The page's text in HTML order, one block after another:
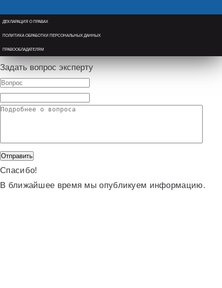
ДЕКЛАРАЦИЯ О ПРАВАХ
ПОЛИТИКА ОБРАБОТКИ ПЕРСОНАЛЬНЫХ ДАННЫХ
ПРАВООБЛАДАТЕЛЯМ
Задать вопрос эксперту
Спасибо!
В ближайшее время мы опубликуем информацию.